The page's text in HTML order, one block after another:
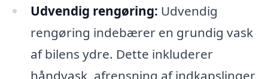
Udvendig rengøring: Udvendig
rengøring indebærer en grundig vask
af bilens ydre. Dette inkluderer
håndvask, afrensning af indkapslinger,